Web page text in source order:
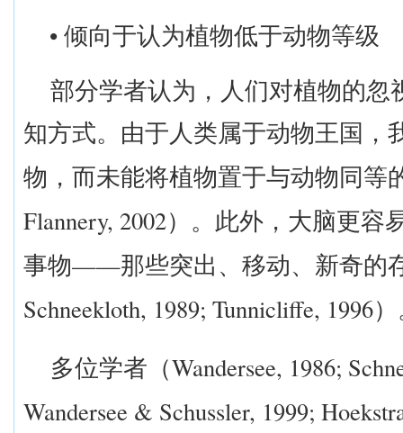
• 倾向于认为植物低于动物等级
部分学者认为，人们对植物的忽
知方式。由于人类属于动物王国，
物，而未能将植物置于与动物同等
Flannery, 2002）。此外，大脑更容
事物——那些突出、移动、新奇的
Schneekloth, 1989; Tunnicliffe, 1996
多位学者（Wandersee, 1986;
Wandersee & Schussler, 1999;